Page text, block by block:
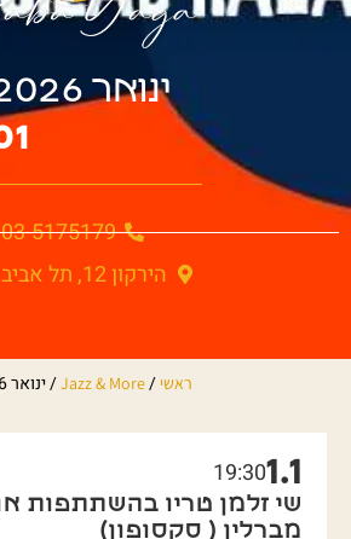
ינואר 2026
01 -
03-5175179
הירקון 12, תל אביב – יפו
ראשי /
Jazz & More
/ינואר 2026
1.1
19:30
שי זלמן טריו בהשתתפות
מברלין ( סקסופון)